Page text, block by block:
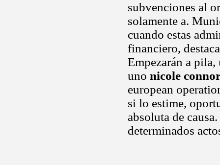
subvenciones al
solamente a.
cuando estas
financiero,
Empezarán a
uno nicole
european
si lo estime,
absoluta de
determinados